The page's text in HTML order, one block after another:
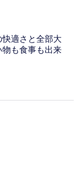
適さと全部大
も食事も出来